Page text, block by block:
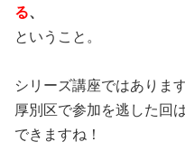
る、
ということ。
シリーズ講座ではありま
厚別区で参加を逃した回
できますね！